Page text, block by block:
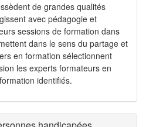
de grandes qualités
avec pédagogie et
sessions de formation dans
dans le sens du partage et
en formation sélectionnent
les experts formateurs en
identifiés.